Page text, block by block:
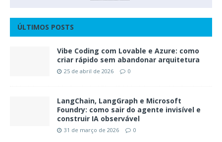
ÚLTIMOS POSTS
Vibe Coding com Lovable e Azure: como
criar rápido sem abandonar arquitetura
25 de abril de 2026 0
LangChain, LangGraph e Microsoft
Foundry: como sair do agente invisível e
construir IA observável
31 de março de 2026 0